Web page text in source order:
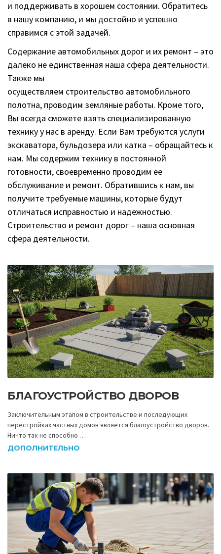
и поддерживать в хорошем состоянии. Обратитесь
в нашу компанию, и мы достойно и успешно
справимся с этой задачей.
Содержание автомобильных дорог и их ремонт – это
далеко не единственная наша сфера деятельности.
Также мы
осуществляем строительство автомобильного
полотна, проводим земляные работы. Кроме того,
Вы всегда сможете взять специализированную
технику у нас в аренду. Если Вам требуются услуги
экскаватора, бульдозера или катка – обращайтесь к
нам. Мы содержим технику в постоянной
готовности, своевременно проводим ее
обслуживание и ремонт. Обратившись к нам, вы
получите требуемые машины, которые будут
отличаться исправностью и надежностью.
Строительство и ремонт дорог – наша основная
сфера деятельности.
БЛАГОУСТРОЙСТВО ДВОРОВ
Заключительным этапом в строительстве и последующих
перестройках частных домов является благоустройство дворов.
Ничто так не способно …
ДОПОЛНИТЕЛЬНО